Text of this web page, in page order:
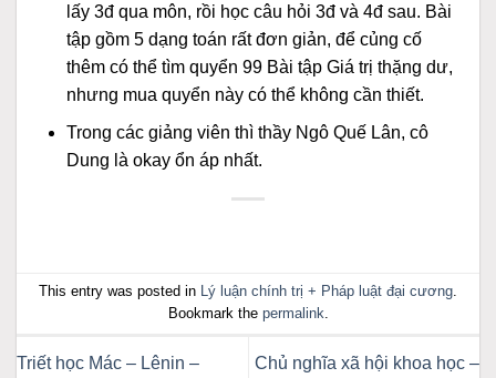
lấy 3đ qua môn, rồi học câu hỏi 3đ và 4đ sau. Bài
tập gồm 5 dạng toán rất đơn giản, để củng cố
thêm có thể tìm quyển 99 Bài tập Giá trị thặng dư,
nhưng mua quyển này có thể không cần thiết.
Trong các giảng viên thì thầy Ngô Quế Lân, cô
Dung là okay ổn áp nhất.
This entry was posted in Lý luận chính trị + Pháp luật đại cương.
Bookmark the permalink.
Triết học Mác – Lênin –
Chủ nghĩa xã hội khoa học –